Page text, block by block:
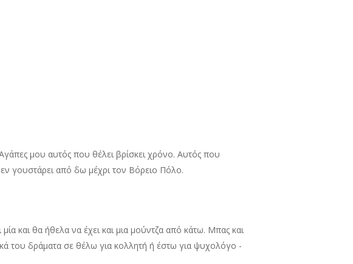
μου αυτός που θέλει βρίσκει χρόνο. Αυτός που
γουστάρει από δω μέχρι τον Βόρειο Πόλο.
και θα ήθελα να έχει και μια μούντζα από κάτω. Μπας και
του δράματα σε θέλω για κολλητή ή έστω για ψυχολόγο -